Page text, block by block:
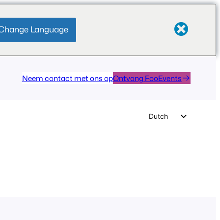
Language
Neem contact met ons opOntvang FooEvents
Dutch